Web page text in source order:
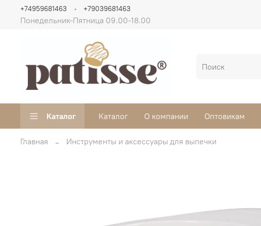
Понедельник-Пятница 09.00-18.00
+74959681463 +79039681463
Каталог Каталог О компании Оптовикам
Главная Инструменты и аксессуары для выпечки